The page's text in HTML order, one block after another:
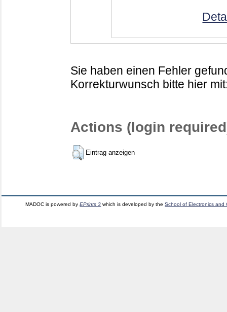
Sie haben einen Fehler
Korrekturwunsch bitte hier
Actions (login
Eintrag anzeigen
MADOC is powered byEPrints 3 which is developed by theSchool of Electronics and